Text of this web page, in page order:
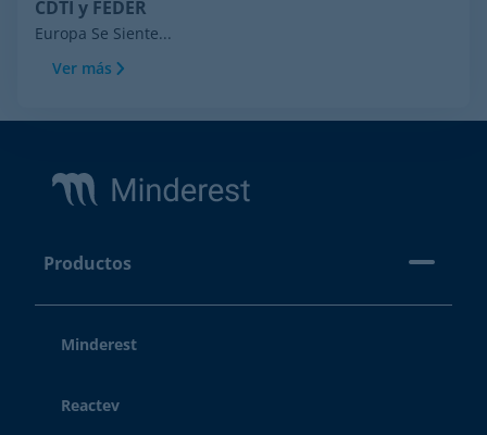
CDTI y FEDER
Europa Se Siente...
Ver más
Productos
Minderest
Reactev